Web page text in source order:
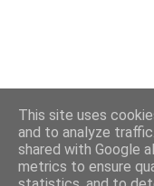
This site uses
and to analyze
shared with Google
metrics to ensure